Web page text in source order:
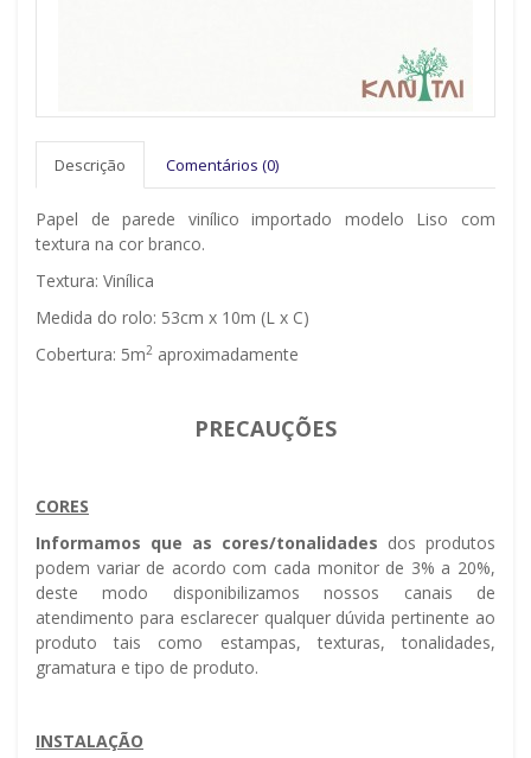
Descrição Comentários (0)
Papel de parede vinílico importado modelo Liso com
textura na cor branco.
Textura: Vinílica
Medida do rolo: 53cm x 10m (L x C)
Cobertura: 5m2 aproximadamente
PRECAUÇÕES
CORES
Informamos que as cores/tonalidades dos produtos
podem variar de acordo com cada monitor de 3% a 20%,
deste modo disponibilizamos nossos canais de
atendimento para esclarecer qualquer dúvida pertinente ao
produto tais como estampas, texturas, tonalidades,
gramatura e tipo de produto.
INSTALAÇÃO